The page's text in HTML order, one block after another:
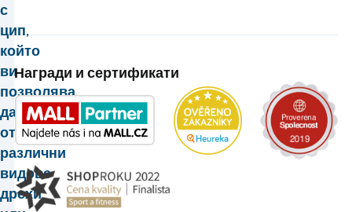
с
цип,
който
ви
позволява
да
отделите
различни
видове
дрехи
Награди и сертификати